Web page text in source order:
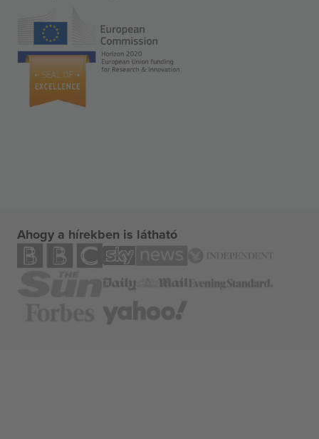
Ahogy a hírekben is látható